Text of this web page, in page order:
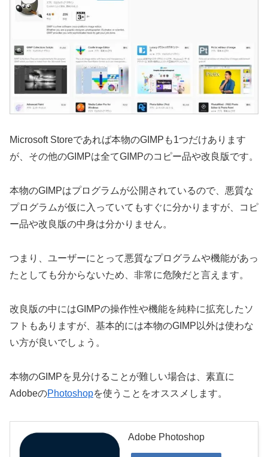
Microsoft Storeであれば本物のGIMPも1つだけあります
が、その他のGIMPは全てGIMPのコピー品や改良版です。
本物のGIMPはプログラムが公開されているので、悪質な
プログラムが仮に入っていてもすぐに分かりますが、コピ
ー品や改良版の中身は分かりません。
つまり、ユーザーにとって悪質なプログラムや機能があっ
たとしても分からないため、非常に危険だと言えます。
改良版の中にはGIMPの操作性や機能を純粋に拡充したソ
フトもありますが、基本的には本物のGIMP以外は使わな
い方が良いでしょう。
本物のGIMPを見分けることが難しい場合は、素直に
AdobeのPhotoshopを使うことをオススメします。
Adobe Photoshop